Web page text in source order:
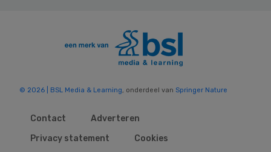
© 2026 | BSL Media & Learning, onderdeel van Springer Nature
Contact
Adverteren
Privacy statement
Cookies